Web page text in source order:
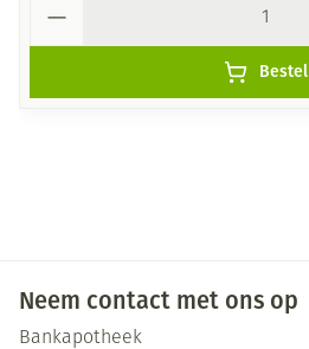
Bestel
Neem contact met ons op
Bankapotheek